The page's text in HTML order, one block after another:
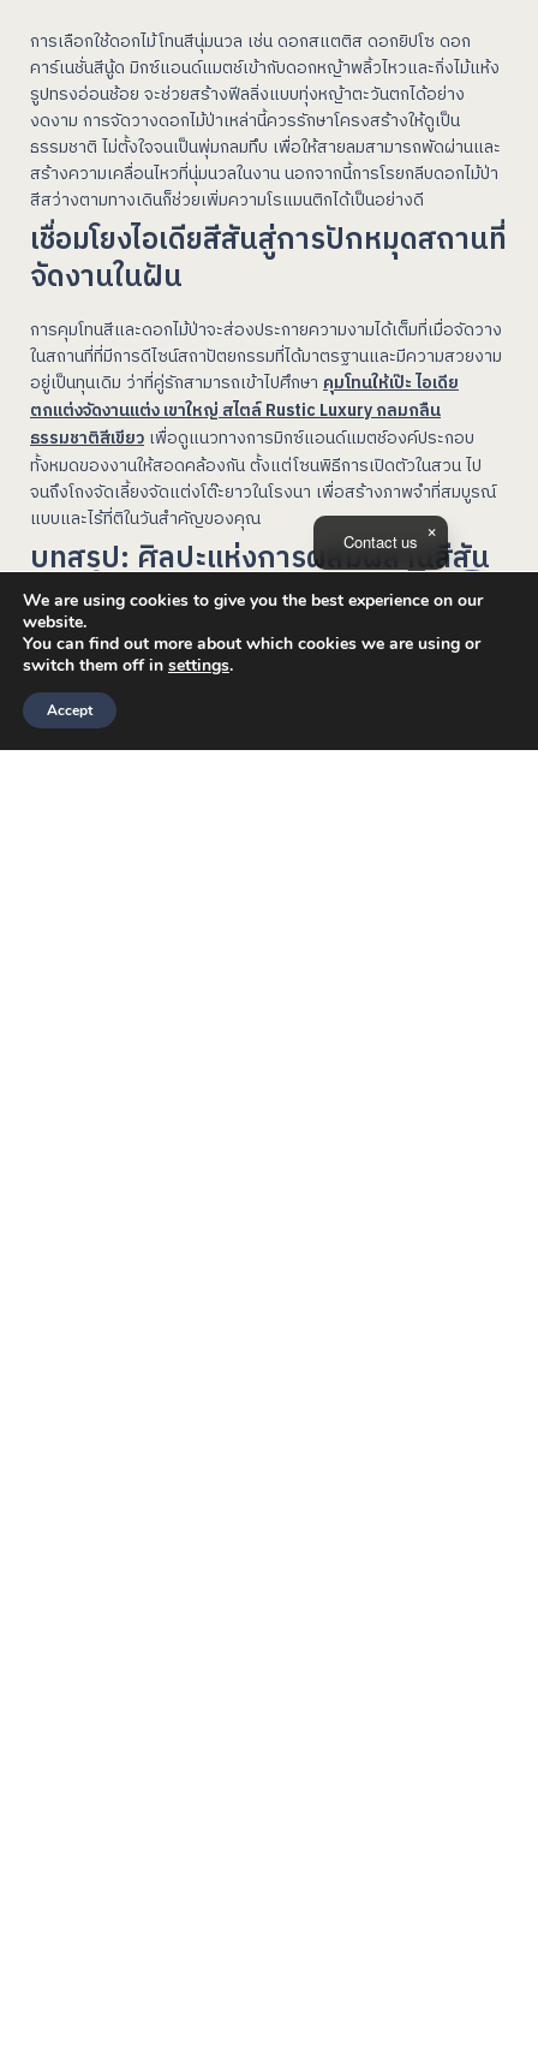
การเลือกใช้ดอกไม้โทนสีนุ่มนวล เช่น ดอกสแตติส ดอกยิปโซ ดอก
คาร์เนชั่นสีนู้ด มิกซ์แอนด์แมตช์เข้ากับดอกหญ้าพลิ้วไหวและกิ่งไม้แห้ง
รูปทรงอ่อนช้อย จะช่วยสร้างฟีลลิ่งแบบทุ่งหญ้าตะวันตกได้อย่าง
งดงาม การจัดวางดอกไม้ป่าเหล่านี้ควรรักษาโครงสร้างให้ดูเป็น
ธรรมชาติ ไม่ตั้งใจจนเป็นพุ่มกลมทึบ เพื่อให้สายลมสามารถพัดผ่านและ
สร้างความเคลื่อนไหวที่นุ่มนวลในงาน นอกจากนี้การโรยกลีบดอกไม้ป่า
สีสว่างตามทางเดินก็ช่วยเพิ่มความโรแมนติกได้เป็นอย่างดี
เชื่อมโยงไอเดียสีสันสู่การปักหมุดสถานที่
จัดงานในฝัน
การคุมโทนสีและดอกไม้ป่าจะส่องประกายความงามได้เต็มที่เมื่อจัดวาง
ในสถานที่ที่มีการดีไซน์สถาปัตยกรรมที่ได้มาตรฐานและมีความสวยงาม
อยู่เป็นทุนเดิม ว่าที่คู่รักสามารถเข้าไปศึกษา คุมโทนให้เป๊ะ ไอเดีย
ตกแต่งจัดงานแต่ง เขาใหญ่ สไตล์ Rustic Luxury กลมกลืน
ธรรมชาติสีเขียว เพื่อดูแนวทางการมิกซ์แอนด์แมตช์องค์ประกอบ
ทั้งหมดของงานให้สอดคล้องกัน ตั้งแต่โซนพิธีการเปิดตัวในสวน ไป
จนถึงโถงจัดเลี้ยงจัดแต่งโต๊ะยาวในโรงนา เพื่อสร้างภาพจำที่สมบูรณ์
แบบและไร้ที่ติในวันสำคัญของคุณ
บทสรุป: ศิลปะแห่งการผสมผสานสีสัน
และธรรมชาติอย่างลงตัว
การเลือกโทนสีและดอกไม้ป่าสำหรับงานแต่งงานในอาคารโรงนาคลาส
สิก คือศิลปะที่ช่วยสร้างบรรยากาศอันหรูหราอบอุ่นใจ ดีเทลที่ใส่ใจใน
ธรรมชาติรอบตัวจะช่วยสร้างมู๊ดแอนด์โทนที่โรแมนติก คลาสสิกเหนือ
กาลเวลา และทำให้ทริปแต่งงานต่างจังหวัดครั้งนี้ตราตรึงอยู่ในใจของ
แขกผู้มีเกียรติทุกคนตลอดไป
We are using cookies to give you the best experience on our
website.
You can find out more about which cookies we are using or
switch them off in settings.
Accept
Contact us